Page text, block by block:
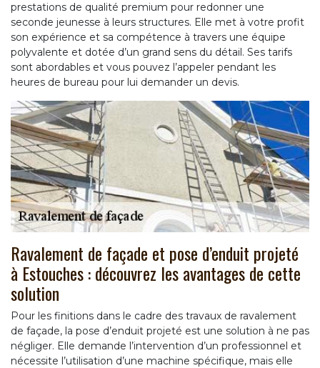
prestations de qualité premium pour redonner une
seconde jeunesse à leurs structures. Elle met à votre profit
son expérience et sa compétence à travers une équipe
polyvalente et dotée d’un grand sens du détail. Ses tarifs
sont abordables et vous pouvez l’appeler pendant les
heures de bureau pour lui demander un devis.
Ravalement de façade et pose d’enduit projeté
à Estouches : découvrez les avantages de cette
solution
Pour les finitions dans le cadre des travaux de ravalement
de façade, la pose d’enduit projeté est une solution à ne pas
négliger. Elle demande l’intervention d’un professionnel et
nécessite l’utilisation d’une machine spécifique, mais elle